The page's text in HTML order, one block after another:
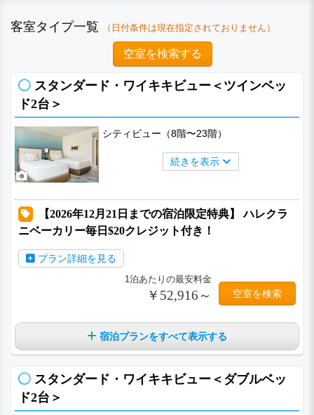
客室タイプ一覧 （日付条件は現在指定されておりません）
空室を検索する
スタンダード・ワイキキビュー＜ツインベッ
ド2台＞
シティビュー（8階〜23階）
続きを表示
【2026年12月21日までの宿泊限定特典】 ハレクラ
ニベーカリー毎日$20クレジット付き！
プラン詳細を見る
1泊あたりの最安料金
￥52,916～ 空室を検索
宿泊プランをすべて表示する
スタンダード・ワイキキビュー＜ダブルベッ
ド2台＞